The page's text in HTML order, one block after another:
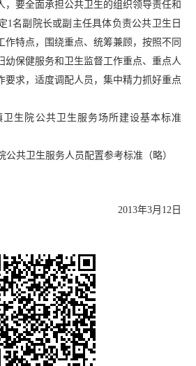
，要全面承担公共卫生的组织领导责任和
1名副院长或副主任具体负责公共卫生日
作特点，围绕重点、统筹兼顾，按照不同
幼保健服务和卫生监督工作重点、重点人
要求，适度调配人员，集中精力抓好重点
卫生院公共卫生服务场所建设基本标准
公共卫生服务人员配置参考标准（略）
2013年3月12日